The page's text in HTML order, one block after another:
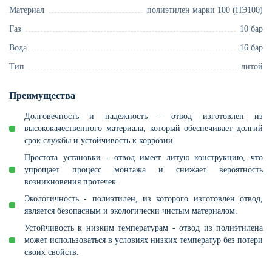
Материал полиэтилен марки 100 (ПЭ100)
Газ 10 бар
Вода 16 бар
Тип литой
Преимущества
Долговечность и надежность - отвод изготовлен из
высококачественного материала, который обеспечивает долгий
срок службы и устойчивость к коррозии.
Простота установки - отвод имеет литую конструкцию, что
упрощает процесс монтажа и снижает вероятность
возникновения протечек.
Экологичность - полиэтилен, из которого изготовлен отвод,
является безопасным и экологически чистым материалом.
Устойчивость к низким температурам - отвод из полиэтилена
может использоваться в условиях низких температур без потери
своих свойств.